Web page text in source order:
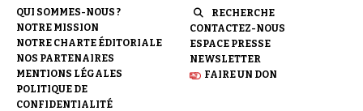
QUI SOMMES-NOUS ?
NOTRE MISSION
NOTRE CHARTE ÉDITORIALE
NOS PARTENAIRES
MENTIONS LÉGALES
POLITIQUE DE
CONFIDENTIALITÉ
RECHERCHE
CONTACTEZ-NOUS
ESPACE PRESSE
NEWSLETTER
FAIRE UN DON